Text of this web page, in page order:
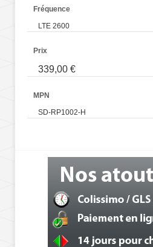
Fréquence
LTE 2600
Prix
339,00 €
MPN
SD-RP1002-H